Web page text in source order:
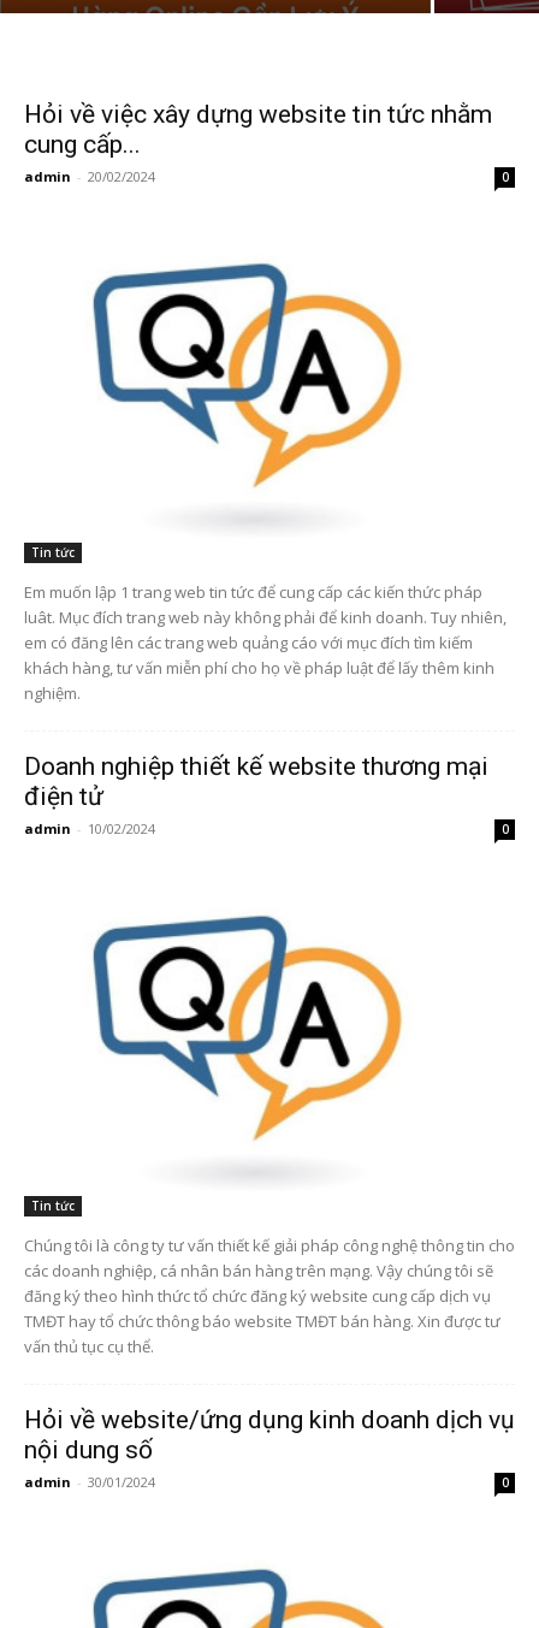
Hỏi về việc xây dựng website tin tức nhằm
cung cấp...
admin - 20/02/2024 0
Tin tức
Em muốn lập 1 trang web tin tức để cung cấp các kiến thức pháp
luât. Mục đích trang web này không phải để kinh doanh. Tuy nhiên,
em có đăng lên các trang web quảng cáo với mục đích tìm kiếm
khách hàng, tư vấn miễn phí cho họ về pháp luật để lấy thêm kinh
nghiệm.
Doanh nghiệp thiết kế website thương mại
điện tử
admin - 10/02/2024 0
Tin tức
Chúng tôi là công ty tư vấn thiết kế giải pháp công nghệ thông tin cho
các doanh nghiệp, cá nhân bán hàng trên mạng. Vậy chúng tôi sẽ
đăng ký theo hình thức tổ chức đăng ký website cung cấp dịch vụ
TMĐT hay tổ chức thông báo website TMĐT bán hàng. Xin được tư
vấn thủ tục cụ thể.
Hỏi về website/ứng dụng kinh doanh dịch vụ
nội dung số
admin - 30/01/2024 0